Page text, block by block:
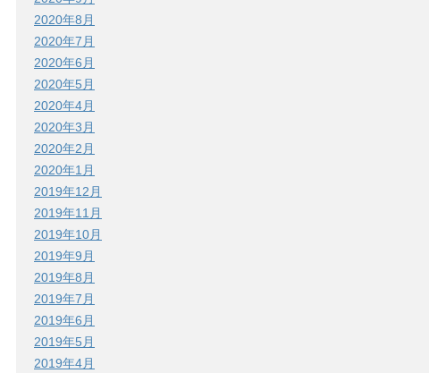
2020年8月
2020年7月
2020年6月
2020年5月
2020年4月
2020年3月
2020年2月
2020年1月
2019年12月
2019年11月
2019年10月
2019年9月
2019年8月
2019年7月
2019年6月
2019年5月
2019年4月